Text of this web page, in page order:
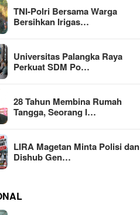
TNI-Polri Bersama Warga
Bersihkan Irigas…
Universitas Palangka Raya
Perkuat SDM Po…
28 Tahun Membina Rumah
Tangga, Seorang I…
LIRA Magetan Minta Polisi dan
Dishub Gen…